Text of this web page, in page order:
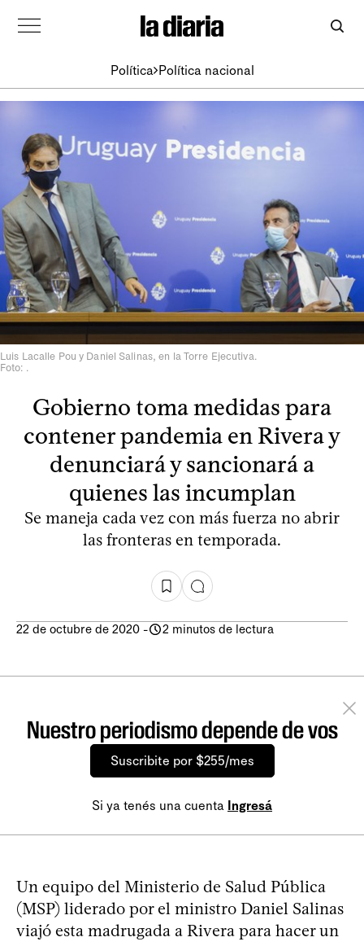
Política Política nacional
Luis Lacalle Pou y Daniel Salinas, en la Torre Ejecutiva.
Foto: .
Gobierno toma medidas para
contener pandemia en Rivera y
denunciará y sancionará a
quienes las incumplan
Se maneja cada vez con más fuerza no abrir
las fronteras en temporada.
22 de octubre de 2020 - 2 minutos de lectura
Nuestro periodismo depende de vos
Suscribite por $255/mes
Si ya tenés una cuenta Ingresá
Un equipo del Ministerio de Salud Pública
(MSP) liderado por el ministro Daniel Salinas
viajó esta madrugada a Rivera para hacer un